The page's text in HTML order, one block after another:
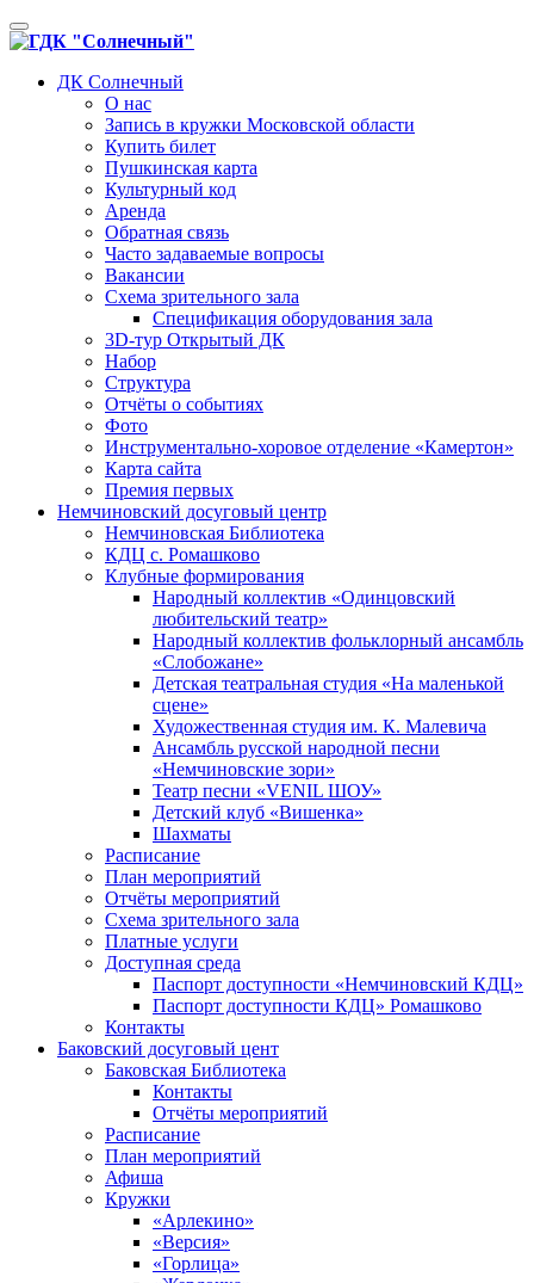
Toggle
navigation
ДК Солнечный
О нас
Запись в кружки Московской области
Купить билет
Пушкинская карта
Культурный код
Аренда
Обратная связь
Часто задаваемые вопросы
Вакансии
Схема зрительного зала
Спецификация оборудования зала
3D-тур Открытый ДК
Набор
Структура
Отчёты о событиях
Фото
Инструментально-хоровое отделение «Камертон»
Карта сайта
Премия первых
Немчиновский досуговый центр
Немчиновская Библиотека
КДЦ с. Ромашково
Клубные формирования
Народный коллектив «Одинцовский
любительский театр»
Народный коллектив фольклорный ансамбль
«Слобожане»
Детская театральная студия «На маленькой
сцене»
Художественная студия им. К. Малевича
Ансамбль русской народной песни
«Немчиновские зори»
Театр песни «VENIL ШОУ»
Детский клуб «Вишенка»
Шахматы
Расписание
План мероприятий
Отчёты мероприятий
Схема зрительного зала
Платные услуги
Доступная среда
Паспорт доступности «Немчиновский КДЦ»
Паспорт доступности КДЦ» Ромашково
Контакты
Баковский досуговый цент
Баковская Библиотека
Контакты
Отчёты мероприятий
Расписание
План мероприятий
Афиша
Кружки
«Арлекино»
«Версия»
«Горлица»